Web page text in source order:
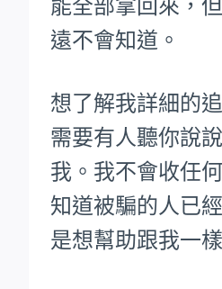
能全部拿回來，
遠不會知道。
想了解我詳細的
需要有人聽你說
我。我不會收任
知道被騙的人已
是想幫助跟我一